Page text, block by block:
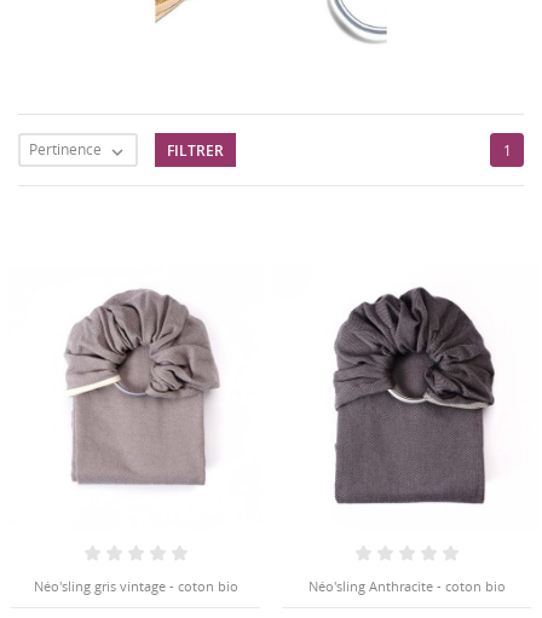
Pertinence  FILTRER 1
Néo'sling gris vintage - coton bio Néo'sling Anthracite - coton bio